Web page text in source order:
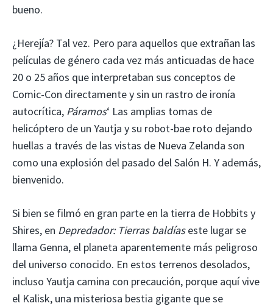
bueno.
¿Herejía? Tal vez. Pero para aquellos que extrañan las
películas de género cada vez más anticuadas de hace
20 o 25 años que interpretaban sus conceptos de
Comic-Con directamente y sin un rastro de ironía
autocrítica, Páramos‘ Las amplias tomas de
helicóptero de un Yautja y su robot-bae roto dejando
huellas a través de las vistas de Nueva Zelanda son
como una explosión del pasado del Salón H. Y además,
bienvenido.
Si bien se filmó en gran parte en la tierra de Hobbits y
Shires, en Depredador: Tierras baldíaseste lugar se
llama Genna, el planeta aparentemente más peligroso
del universo conocido. En estos terrenos desolados,
incluso Yautja camina con precaución, porque aquí vive
el Kalisk, una misteriosa bestia gigante que se